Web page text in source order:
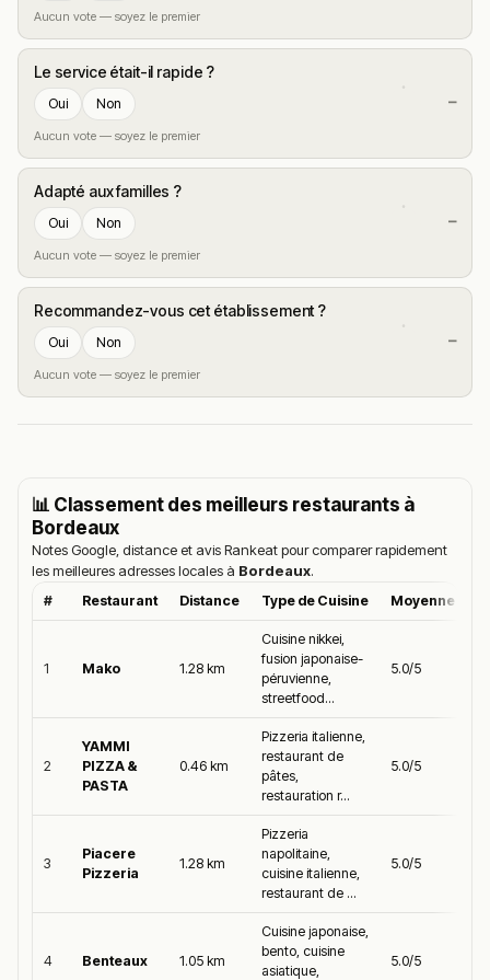
Aucun vote — soyez le premier
Le service était-il rapide ?
Oui Non
Aucun vote — soyez le premier
—
Adapté aux familles ?
Oui Non
Aucun vote — soyez le premier
—
Recommandez-vous cet établissement ?
Oui Non
Aucun vote — soyez le premier
—
📊 Classement des meilleurs restaurants à
Bordeaux
Notes Google, distance et avis Rankeat pour comparer rapidement
les meilleures adresses locales à Bordeaux.
# Restaurant Distance Type de Cuisine Moyenne
1 Mako 1.28 km
Cuisine nikkei,
fusion japonaise-
péruvienne,
streetfood...
5.0/5
2
YAMMI
PIZZA &
PASTA
0.46 km
Pizzeria italienne,
restaurant de
pâtes,
restauration r...
5.0/5
3
Piacere
Pizzeria
1.28 km
Pizzeria
napolitaine,
cuisine italienne,
restaurant de ...
5.0/5
4 Benteaux 1.05 km
Cuisine japonaise,
bento, cuisine
asiatique,
5.0/5